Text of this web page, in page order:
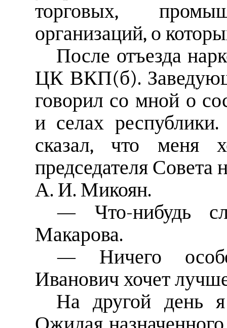
торговых,
организаций, о
После отъезда
ЦК ВКП(б).
говорил со мной о
и селах
сказал, что меня
председателя
А. И. Микоян.
— Что-нибудь
Макарова.
— Ничего
Иванович хочет
На другой день